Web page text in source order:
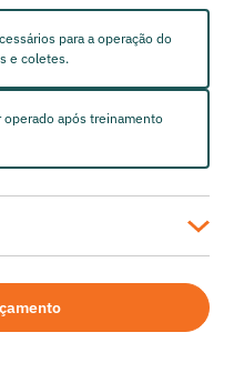
para a operação do
e coletes.
após treinamento
GS-3246